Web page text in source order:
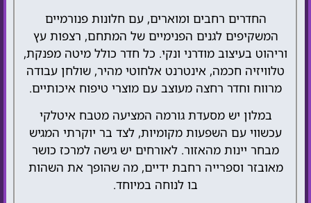
החדרים רחבים ומוארים, עם חלונות פנורמיים
המשקיפים לגנים הפנימיים של המתחם, רצפות עץ
וריהוט בעיצוב מודרני ונקי. כל חדר כולל מיטה מפנקת,
טלוויזיה חכמה, אינטרנט אלחוטי מהיר, שולחן עבודה
מרווח וחדר רחצה מעוצב עם מוצרי טיפוח איכותיים.
במלון יש מסעדת גורמה המציעה מטבח איטלקי
עכשווי עם השפעות מקומיות, לצד בר יוקרתי המגיש
מבחר יינות מהאזור. לאורחים יש גישה למרכז כושר
מאובזר וספרייה רחבת ידיים, מה שהופך את השהות
בו לנוחה במיוחד.